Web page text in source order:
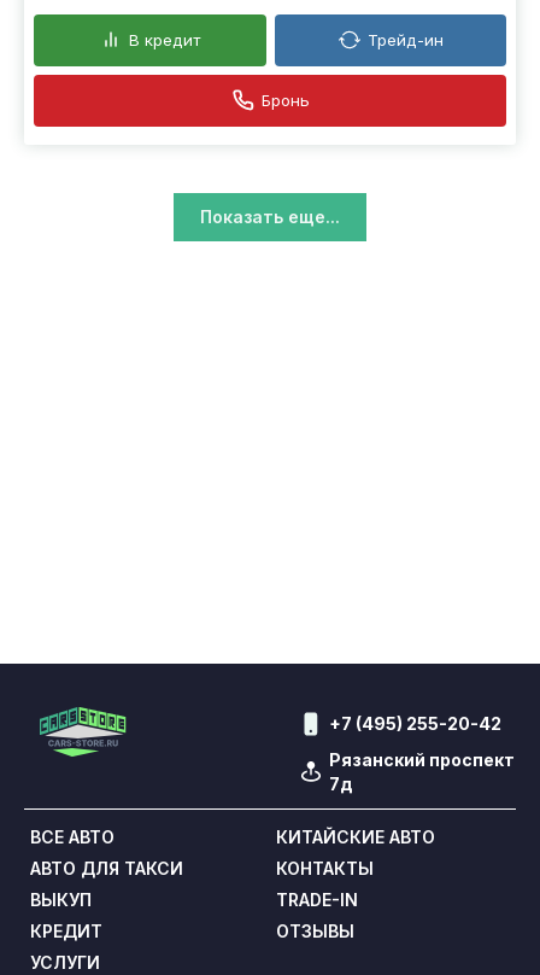
В кредит Трейд-ин
Бронь
Показать еще...
+7 (495) 255-20-42
Рязанский проспект
7д
ВСЕ АВТО
КИТАЙСКИЕ АВТО
АВТО ДЛЯ ТАКСИ
КОНТАКТЫ
ВЫКУП
TRADE-IN
КРЕДИТ
ОТЗЫВЫ
УСЛУГИ